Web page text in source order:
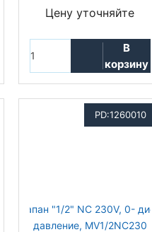
Цену уточняйте
В
корзину
PD:1260010